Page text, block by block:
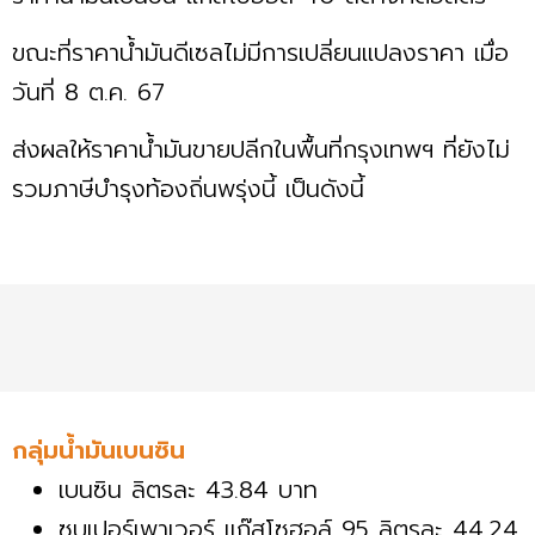
ขณะที่ราคาน้ำมันดีเซลไม่มีการเปลี่ยนแปลงราคา เมื่อ
วันที่ 8 ต.ค. 67
ส่งผลให้ราคาน้ำมันขายปลีกในพื้นที่กรุงเทพฯ ที่ยังไม่
รวมภาษีบำรุงท้องถิ่นพรุ่งนี้ เป็นดังนี้
กลุ่มน้ำมันเบนซิน
เบนซิน ลิตรละ 43.84 บาท